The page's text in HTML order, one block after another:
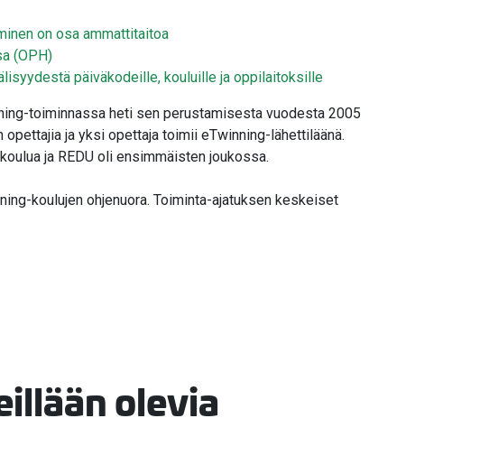
on osa ammattitaitoa
(OPH)
päiväkodeille, kouluille ja oppilaitoksille
toiminnassa heti sen perustamisesta vuodesta 2005
opettajia ja yksi opettaja toimii eTwinning-lähettiläänä.
ja REDU oli ensimmäisten joukossa.
koulujen ohjenuora. Toiminta-ajatuksen keskeiset
olevia